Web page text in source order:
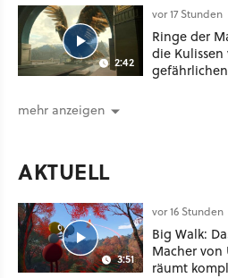
2:42
vor 17 Stunden
Ringe der
die Kulissen
mehr anzeigen
AKTUELL
3:51
vor 16 Stunden
Big Walk:
Macher
räumt